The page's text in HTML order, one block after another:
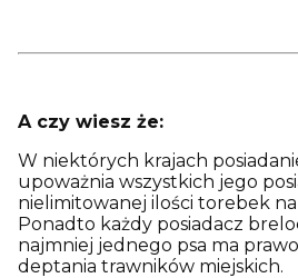
A czy wiesz że:
W niektórych krajach
upoważnia wszystkich jego
nielimitowanej ilości torebek na
Ponadto każdy posiadacz
najmniej jednego psa ma
deptania trawników miejskich.